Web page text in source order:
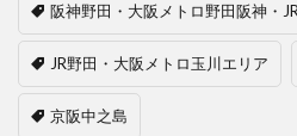
阪神野田・大阪メトロ野田阪神・
JR野田・大阪メトロ玉川エリア
京阪中之島